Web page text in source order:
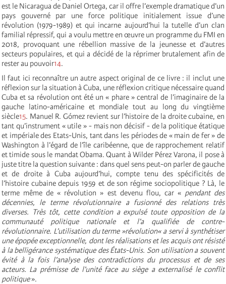
est le Nicaragua de Daniel Ortega, car il offre l’exemple dramatique d’un
pays gouverné par une force politique initialement issue d’une
révolution (1979-1989) et qui incarne aujourd’hui la tutelle d’un clan
familial répressif, qui a voulu mettre en œuvre un programme du FMI en
2018, provoquant une rébellion massive de la jeunesse et d’autres
secteurs populaires, et qui a décidé de la réprimer brutalement afin de
rester au pouvoir14.
Il faut ici reconnaître un autre aspect original de ce livre : il inclut une
réflexion sur la situation à Cuba, une réflexion critique nécessaire quand
Cuba et sa révolution ont été un « phare » central de l’imaginaire de la
gauche latino-américaine et mondiale tout au long du vingtième
siècle15. Manuel R. Gómez revient sur l’histoire de la droite cubaine, en
tant qu’instrument « utile » - mais non décisif - de la politique étatique
et impériale des Etats-Unis, tant dans les périodes de « main de fer » de
Washington à l’égard de l’île caribéenne, que de rapprochement relatif
et timide sous le mandat Obama. Quant à Wilder Pérez Varona, il pose à
juste titre la question suivante : dans quel sens peut-on parler de gauche
et de droite à Cuba aujourd’hui, compte tenu des spécificités de
l’histoire cubaine depuis 1959 et de son régime sociopolitique ? Là, le
terme même de « révolution » est devenu flou, car « pendant des
décennies, le terme révolutionnaire a fusionné des relations très
diverses. Très tôt, cette condition a expulsé toute opposition de la
communauté politique nationale et l’a qualifiée de contre-
révolutionnaire. L’utilisation du terme »révolution« a servi à synthétiser
une épopée exceptionnelle, dont les réalisations et les acquis ont résisté
à la belligérance systématique des États-Unis. Son utilisation a souvent
évité à la fois l’analyse des contradictions du processus et de ses
acteurs. La prémisse de l’unité face au siège a externalisé le conflit
politique».